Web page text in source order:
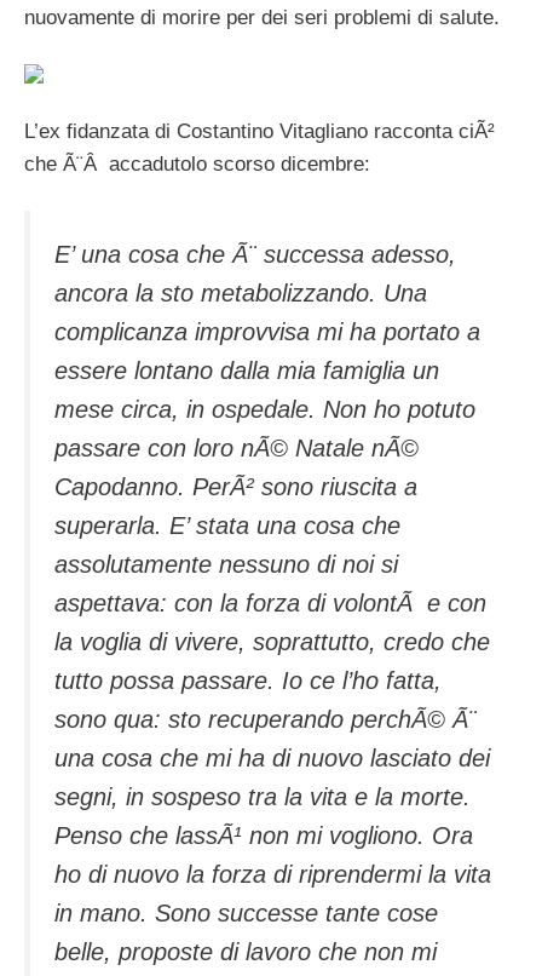
nuovamente di morire per dei seri problemi di salute.
L’ex fidanzata di Costantino Vitagliano racconta ciÃ²
che Ã¨Â accadutolo scorso dicembre:
E’ una cosa che Ã¨ successa adesso,
ancora la sto metabolizzando. Una
complicanza improvvisa mi ha portato a
essere lontano dalla mia famiglia un
mese circa, in ospedale. Non ho potuto
passare con loro nÃ© Natale nÃ©
Capodanno. PerÃ² sono riuscita a
superarla. E’ stata una cosa che
assolutamente nessuno di noi si
aspettava: con la forza di volontÃ e con
la voglia di vivere, soprattutto, credo che
tutto possa passare. Io ce l’ho fatta,
sono qua: sto recuperando perchÃ© Ã¨
una cosa che mi ha di nuovo lasciato dei
segni, in sospeso tra la vita e la morte.
Penso che lassÃ¹ non mi vogliono. Ora
ho di nuovo la forza di riprendermi la vita
in mano. Sono successe tante cose
belle, proposte di lavoro che non mi